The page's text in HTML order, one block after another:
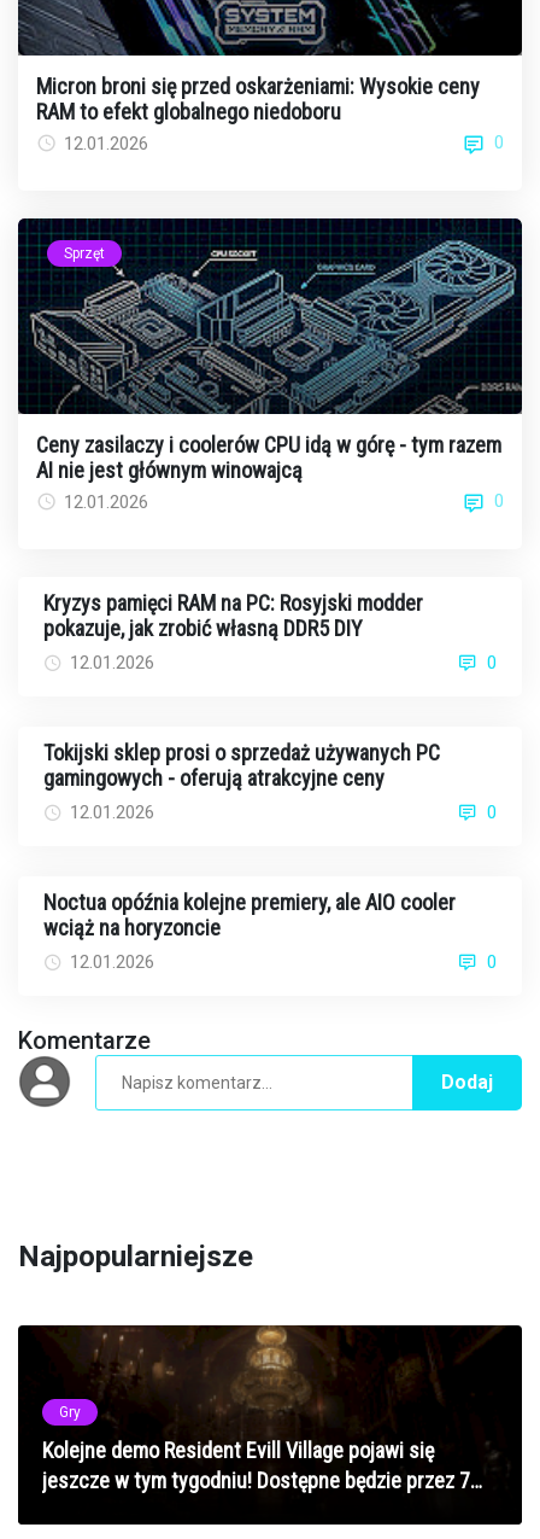
Micron broni się przed oskarżeniami: Wysokie ceny
RAM to efekt globalnego niedoboru
12.01.2026 0
Sprzęt
Ceny zasilaczy i coolerów CPU idą w górę - tym razem
AI nie jest głównym winowajcą
12.01.2026 0
Kryzys pamięci RAM na PC: Rosyjski modder
pokazuje, jak zrobić własną DDR5 DIY
12.01.2026 0
Tokijski sklep prosi o sprzedaż używanych PC
gamingowych - oferują atrakcyjne ceny
12.01.2026 0
Noctua opóźnia kolejne premiery, ale AIO cooler
wciąż na horyzoncie
12.01.2026 0
Komentarze
Dodaj
Najpopularniejsze
Gry
Kolejne demo Resident Evill Village pojawi się
jeszcze w tym tygodniu! Dostępne będzie przez 7